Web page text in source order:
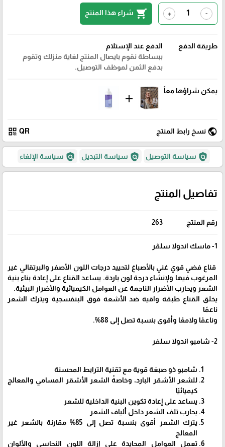
-
+
shopping_cart شراء هذا المنتج
طريقة الدفع
الدفع عند الإستلام
ببساطة نقوم بايصال المنتج لغاية منزلك وتقوم
بدفع الثمن لموظف التوصيل.
يمكن شراؤها معاً
add
public نسخ رابط المنتج QR
qr_code
policy سياسة التوصيل policy سياسة التبديل policy سياسة الإلغاء
تفاصيل المنتج
رقم المنتج 263
1- ماسك اندولا سلڤر
قناع فضي قوي غني بالأصباغ لتحييد درجات اللون الأصفر والبرتقالي غير
المرغوب فيها ولإنشاء درجة لون باردة. يساعد القناع على إعادة بناء بنية
الشعر ويحارب الأضرار الناجمة عن العوامل الكيميائية والأضرار البيئية.
يخلق القناع طبقة واقية ضد الأشعة فوق البنفسجية ويترك الشعر
ناعمًا
وناعمًا ولامعًا وأقوى بنسبة تصل إلى 88%.
2- شامبو اندولا سلفر
شامبو ذو صبغة قوية مع تقنية الترابط المحسنة
للشعر الأشقر البارد، وخاصةً الشعر الأشقر المسامي والمعالج
كيميائيًا
يساعد على إعادة تكوين البنية الداخلية للشعر
يحارب تلف الشعر داخل ألياف الشعر
يترك الشعر أقوى بنسبة تصل إلى 85% مقارنة بالشعر غير
المعالج
تعمل العوامل المحايدة على إزالة اللون النحاسي والألوان